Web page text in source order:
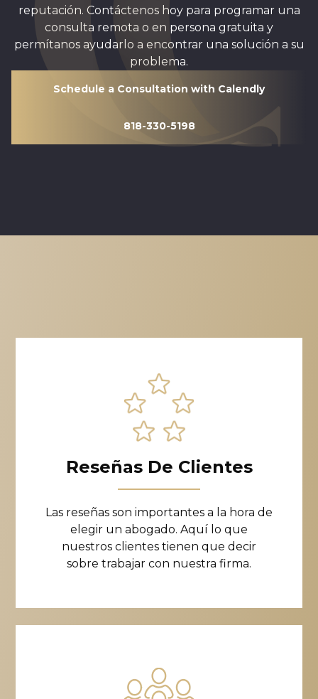
reputación. Contáctenos hoy para programar una
consulta remota o en persona gratuita y
permítanos ayudarlo a encontrar una solución a su
problema.
Schedule a Consultation with Calendly
818-330-5198
Reseñas De Clientes
Las reseñas son importantes a la hora de
elegir un abogado. Aquí lo que
nuestros clientes tienen que decir
sobre trabajar con nuestra firma.